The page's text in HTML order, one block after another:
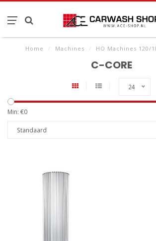
Home / Machines / HO Machines 120/
C-CORE
24
Min: €0
Standaard